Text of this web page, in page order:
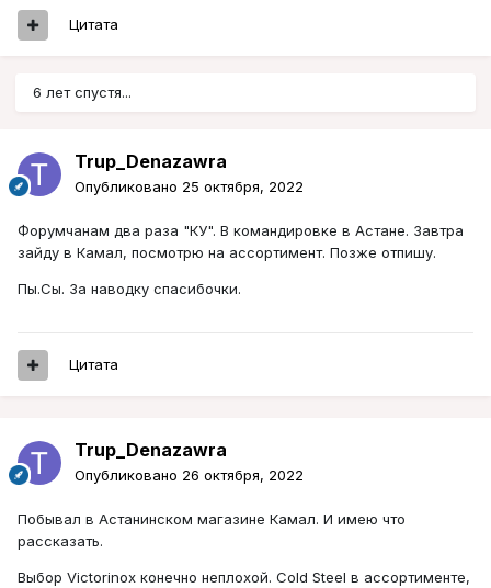
Цитата
6 лет спустя...
Trup_Denazawra
Опубликовано 25 октября, 2022
Форумчанам два раза "КУ". В командировке в Астане. Завтра
зайду в Камал, посмотрю на ассортимент. Позже отпишу.
Пы.Сы. За наводку спасибочки.
Цитата
Trup_Denazawra
Опубликовано 26 октября, 2022
Побывал в Астанинском магазине Камал. И имею что
рассказать.
Выбор Victorinox конечно неплохой. Cold Steel в ассортименте,